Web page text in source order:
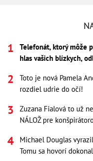
Telefonát, ktorý môže
hlas vašich blízkych,
Toto je nová Pamela
rozdiel udrie do očí!
Zuzana Fialová to už
NÁLOŽ pre
Michael Douglas
Tomu sa hovorí